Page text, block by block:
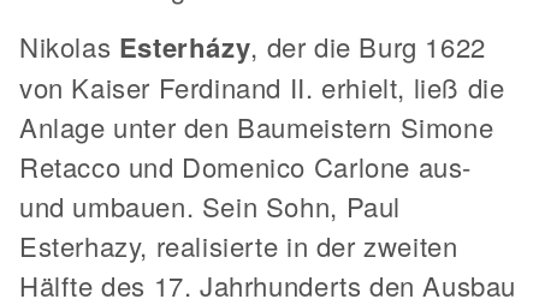
Nikolas Esterházy, der die Burg 1622
von Kaiser Ferdinand II. erhielt, ließ die
Anlage unter den Baumeistern Simone
Retacco und Domenico Carlone aus-
und umbauen. Sein Sohn, Paul
Esterhazy, realisierte in der zweiten
Hälfte des 17. Jahrhunderts den Ausbau